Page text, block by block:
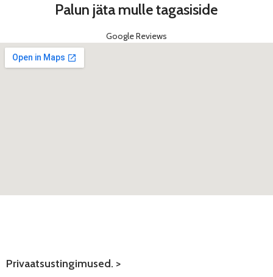
Palun jäta mulle tagasiside
Google Reviews
Privaatsustingimused. >